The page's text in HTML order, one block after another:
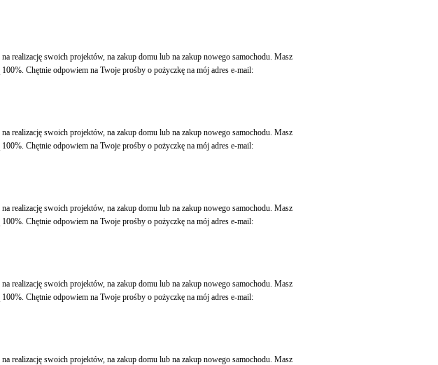
realizację swoich projektów, na zakup domu lub na zakup nowego samochodu. Masz
Chętnie odpowiem na Twoje prośby o pożyczkę na mój adres e-mail:
realizację swoich projektów, na zakup domu lub na zakup nowego samochodu. Masz
Chętnie odpowiem na Twoje prośby o pożyczkę na mój adres e-mail:
realizację swoich projektów, na zakup domu lub na zakup nowego samochodu. Masz
Chętnie odpowiem na Twoje prośby o pożyczkę na mój adres e-mail:
realizację swoich projektów, na zakup domu lub na zakup nowego samochodu. Masz
Chętnie odpowiem na Twoje prośby o pożyczkę na mój adres e-mail:
realizację swoich projektów, na zakup domu lub na zakup nowego samochodu. Masz